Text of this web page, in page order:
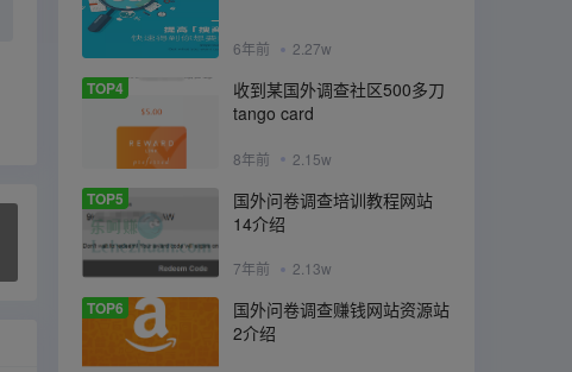
6年前 2.27w
TOP4
收到某国外调查社区500多刀
tango card
8年前 2.15w
TOP5
国外问卷调查培训教程网站
14介绍
7年前 2.13w
TOP6
国外问卷调查赚钱网站资源站
2介绍